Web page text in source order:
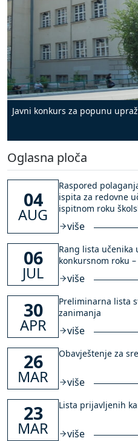
Javni konkurs za popunu
Oglasna ploča
04
AUG
Raspored
ispita za redovne
ispitnom roku
više
06
JUL
Rang lista
konkursnom roku
više
30
APR
Preliminarna lista
zanimanja
više
26
MAR
Obavještenje za
više
23
MAR
Lista prijavljenih
više